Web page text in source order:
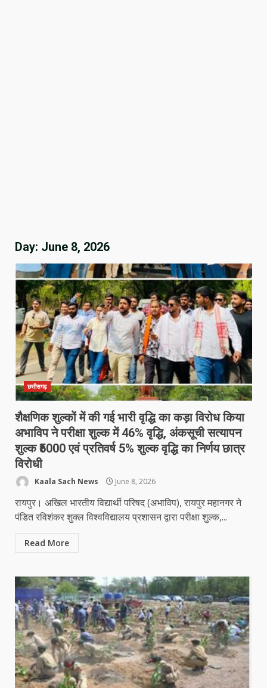
Day: June 8, 2026
छत्तीसगढ़
शैक्षणिक शुल्कों में की गई भारी वृद्धि का कड़ा विरोध किया
अभाविप ने परीक्षा शुल्क में 46% वृद्धि, अंकसूची सत्यापन
शुल्क ₹5000 एवं प्रतिवर्ष 5% शुल्क वृद्धि का निर्णय छात्र
विरोधी
Kaala Sach News June 8, 2026
रायपुर। अखिल भारतीय विद्यार्थी परिषद (अभाविप), रायपुर महानगर ने
पंडित रविशंकर शुक्ल विश्वविद्यालय प्रशासन द्वारा परीक्षा शुल्क,...
Read More